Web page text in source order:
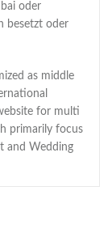
oder
besetzt oder
as middle
for multi
primarily focus
and Wedding